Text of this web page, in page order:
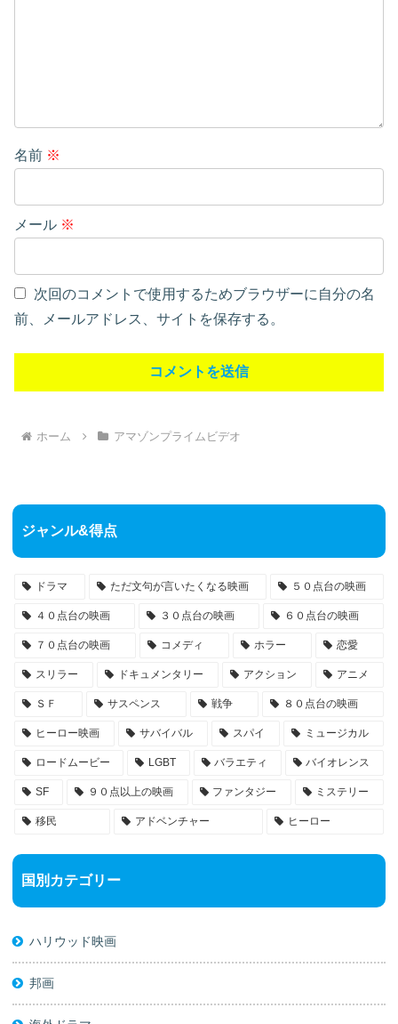
名前 ※
メール ※
次回のコメントで使用するためブラウザーに自分の名
前、メールアドレス、サイトを保存する。
ホーム アマゾンプライムビデオ
ジャンル&得点
ドラマ ただ文句が言いたくなる映画 ５０点台の映画
４０点台の映画 ３０点台の映画 ６０点台の映画
７０点台の映画 コメディ ホラー 恋愛
スリラー ドキュメンタリー アクション アニメ
ＳＦ サスペンス 戦争 ８０点台の映画
ヒーロー映画 サバイバル スパイ ミュージカル
ロードムービー LGBT バラエティ バイオレンス
SF ９０点以上の映画 ファンタジー ミステリー
移民 アドベンチャー ヒーロー
国別カテゴリー
ハリウッド映画
邦画